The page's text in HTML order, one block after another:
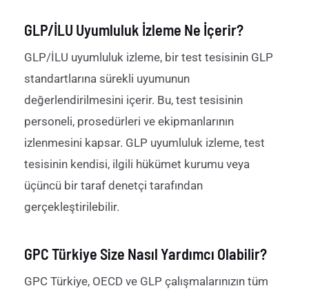
GLP/İLU Uyumluluk İzleme Ne İçerir?
GLP/İLU uyumluluk izleme, bir test tesisinin GLP
standartlarına sürekli uyumunun
değerlendirilmesini içerir. Bu, test tesisinin
personeli, prosedürleri ve ekipmanlarının
izlenmesini kapsar. GLP uyumluluk izleme, test
tesisinin kendisi, ilgili hükümet kurumu veya
üçüncü bir taraf denetçi tarafından
gerçekleştirilebilir.
GPC Türkiye Size Nasıl Yardımcı Olabilir?
GPC Türkiye, OECD ve GLP çalışmalarınızın tüm